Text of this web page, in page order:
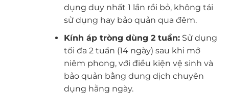
dụng duy nhất 1 lần rồi bỏ, không tái
sử dụng hay bảo quản qua đêm.
Kính áp tròng dùng 2 tuần:Sử dụng
tối đa 2 tuần (14 ngày) sau khi mở
niêm phong, với điều kiện vệ sinh và
bảo quản bằng dung dịch chuyên
dụng hằng ngày.